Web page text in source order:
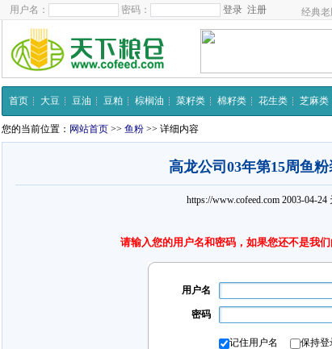
用户名： 密码： 注册 经典老
首页 大豆 豆油 豆粕 棕榈油 菜籽类 棉籽类 花生类 芝麻类
您的当前位置： 网站首页 >> 鱼粉 >> 详细内容
高龙公司03年第15周鱼
https://www.cofeed.com 2003-04-24
请输入您的用户名和密码，如果您还不是我
用户名
密码
记住用户名 保持登